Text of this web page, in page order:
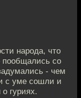
народа, что
со
- чем
с уме сошли и
гуриях.